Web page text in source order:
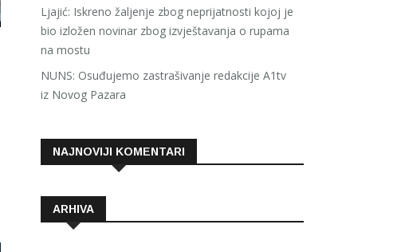
Ljajić: Iskreno žaljenje zbog neprijatnosti kojoj je
bio izložen novinar zbog izvještavanja o rupama
na mostu
NUNS: Osuđujemo zastrašivanje redakcije A1tv
iz Novog Pazara
NAJNOVIJI KOMENTARI
ARHIVA